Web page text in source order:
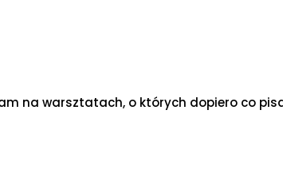
na warsztatach, o których dopiero co